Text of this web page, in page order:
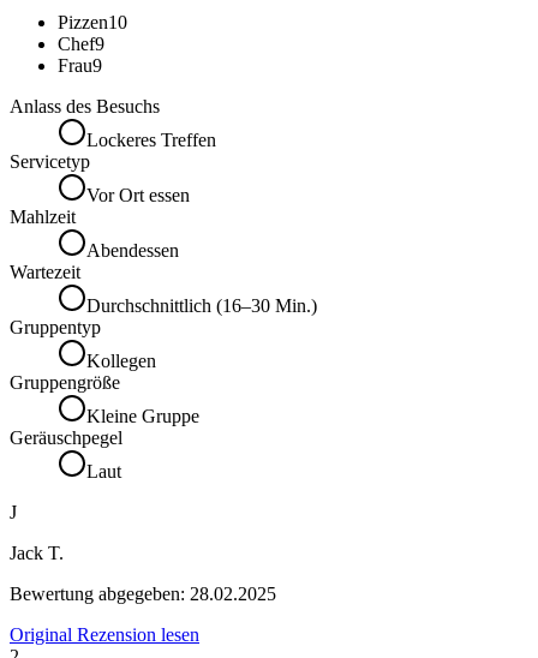
Pizzen10
Chef9
Frau9
Anlass des Besuchs
Lockeres Treffen
Servicetyp
Vor Ort essen
Mahlzeit
Abendessen
Wartezeit
Durchschnittlich (16–30 Min.)
Gruppentyp
Kollegen
Gruppengröße
Kleine Gruppe
Geräuschpegel
Laut
J
Jack T.
Bewertung abgegeben: 28.02.2025
Original Rezension lesen